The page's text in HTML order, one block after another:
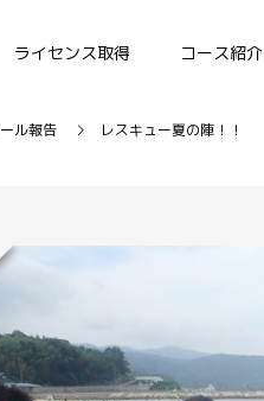
ライセンス取得 コース紹介
ル報告 レスキュー夏の陣！！